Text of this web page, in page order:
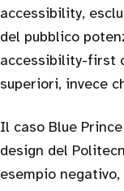
accessibility,
del pubblico
accessibility-first
superiori, invece
Il caso Blue
design del
esempio